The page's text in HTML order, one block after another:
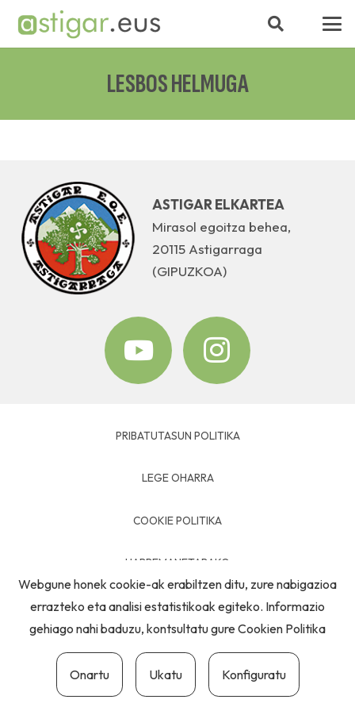
LESBOS HELMUGA
ASTIGAR ELKARTEA
Mirasol egoitza behea,
20115 Astigarraga
(GIPUZKOA)
PRIBATUTASUN POLITIKA
LEGE OHARRA
COOKIE POLITIKA
HARREMANETARAKO
Webgune honek cookie-ak erabiltzen ditu, zure nabigazioa
errazteko eta analisi estatistikoak egiteko. Informazio
gehiago nahi baduzu, kontsultatu gureCookien Politika
Onartu Ukatu Konfiguratu